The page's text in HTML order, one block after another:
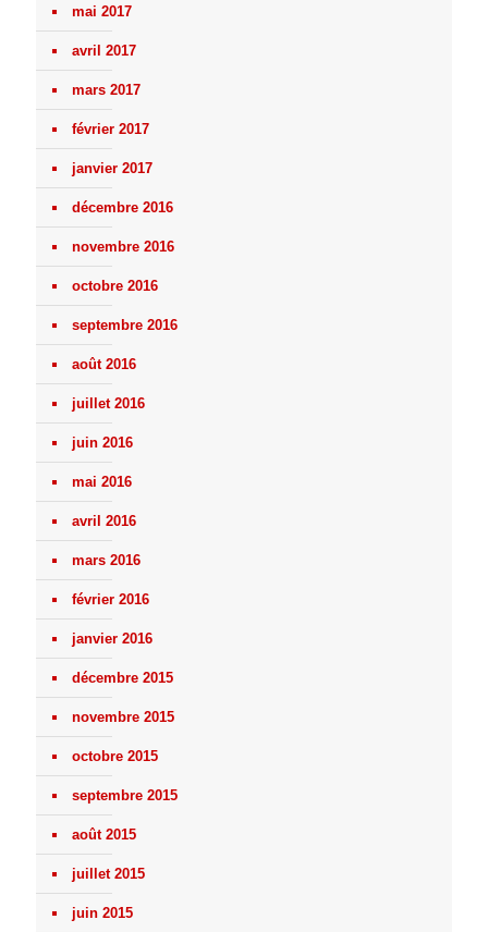
mai 2017
avril 2017
mars 2017
février 2017
janvier 2017
décembre 2016
novembre 2016
octobre 2016
septembre 2016
août 2016
juillet 2016
juin 2016
mai 2016
avril 2016
mars 2016
février 2016
janvier 2016
décembre 2015
novembre 2015
octobre 2015
septembre 2015
août 2015
juillet 2015
juin 2015